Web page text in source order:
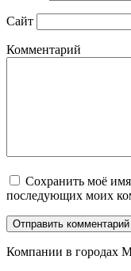
Сайт
Комментарий
Сохранить моё
последующих моих
Компании в городах